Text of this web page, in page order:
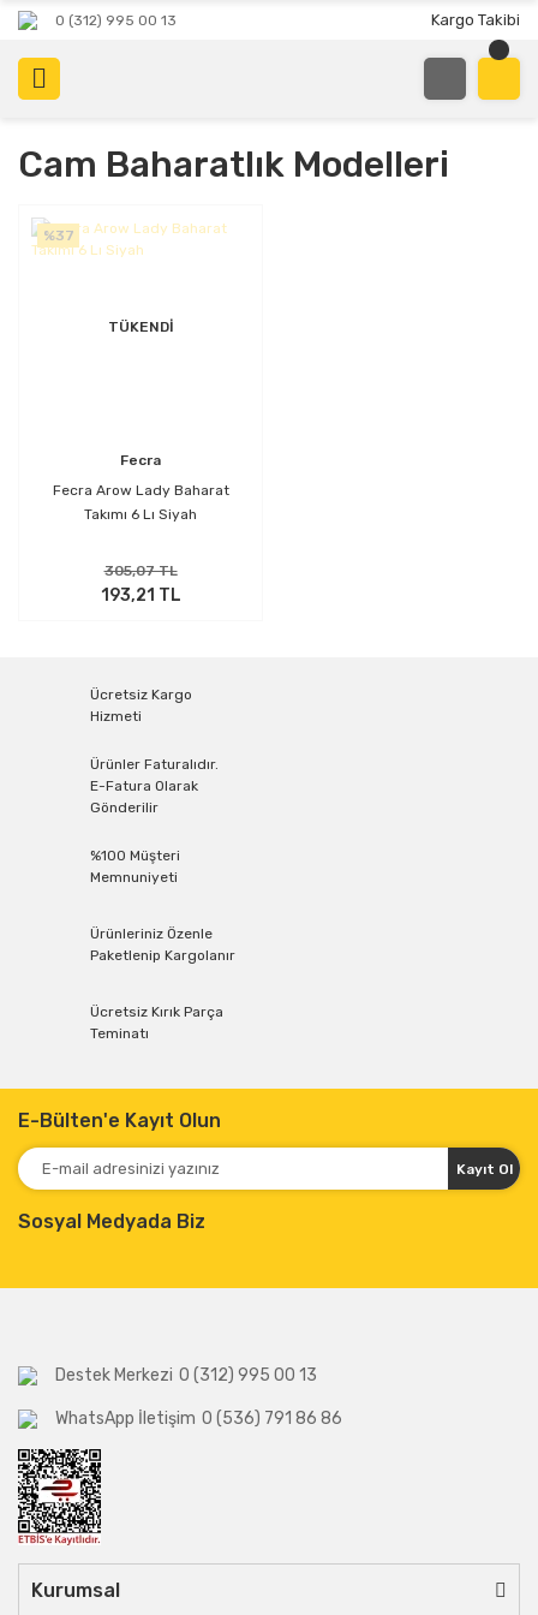
0 (312) 995 00 13 Kargo Takibi
Cam Baharatlık Modelleri
%37
TÜKENDİ
Fecra
Fecra Arow Lady Baharat
Takımı 6 Lı Siyah
305,07 TL
193,21 TL
Ücretsiz Kargo
Hizmeti
Ürünler Faturalıdır.
E-Fatura Olarak
Gönderilir
%100 Müşteri
Memnuniyeti
Ürünleriniz Özenle
Paketlenip Kargolanır
Ücretsiz Kırık Parça
Teminatı
E-Bülten'e Kayıt Olun
Kayıt Ol
Sosyal Medyada Biz
Destek Merkezi 0 (312) 995 00 13
WhatsApp İletişim 0 (536) 791 86 86
Kurumsal